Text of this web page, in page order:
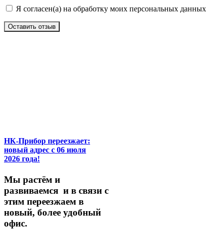
Я согласен(а) на обработку моих персональных данных
Оставить отзыв
НК-Прибор переезжает:
новый адрес с 06 июля
2026 года!
Мы растём и
развиваемся и в связи с
этим переезжаем в
новый, более удобный
офис.